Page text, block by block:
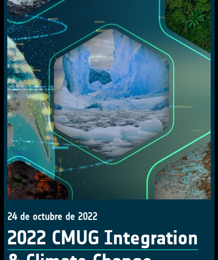
24 de octubre de 2022
2022 CMUG Integration